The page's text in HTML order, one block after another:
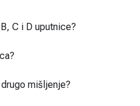
C i D uputnice?
mišljenje?